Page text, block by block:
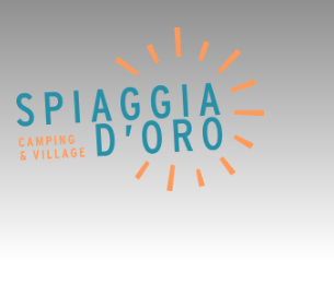
Home
Campingplatz